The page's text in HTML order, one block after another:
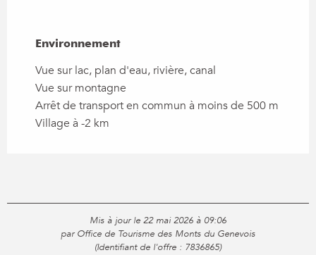
Environnement
Environnement
Vue sur lac, plan d'eau, rivière, canal
Vue sur montagne
Arrêt de transport en commun à moins de 500 m
Village à -2 km
Mis à jour le 22 mai 2026 à 09:06
par Office de Tourisme des Monts du Genevois
(Identifiant de l'offre : 7836865)